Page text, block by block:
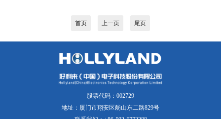
首页 上一页 尾页
股票代码：002729
地址：厦门市翔安区舫山东二路829号